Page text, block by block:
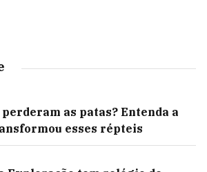
perderam as patas? Entenda a
esses répteis